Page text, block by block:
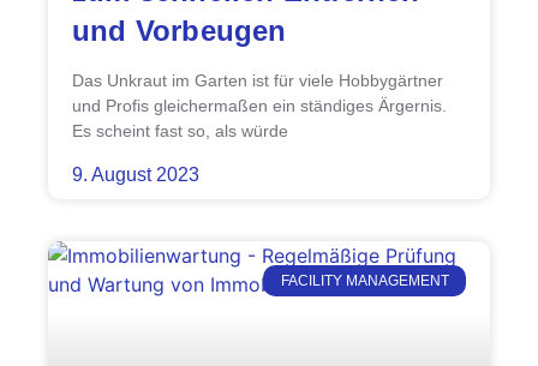
und Vorbeugen
Das Unkraut im Garten ist für viele Hobbygärtner
und Profis gleichermaßen ein ständiges Ärgernis.
Es scheint fast so, als würde
9. August 2023
FACILITY MANAGEMENT